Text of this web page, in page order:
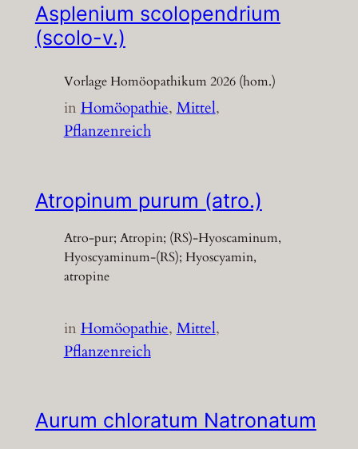
Asplenium scolopendrium
(scolo-v.)
Vorlage Homöopathikum 2026 (hom.)
inHomöopathie, Mittel
Pflanzenreich
Atropinum purum (atro.)
Atro-pur; Atropin; (RS)-Hyoscaminum,
Hyoscyaminum-(RS); Hyoscyamin,
atropine
inHomöopathie, Mittel
Pflanzenreich
Aurum chloratum Natronatum